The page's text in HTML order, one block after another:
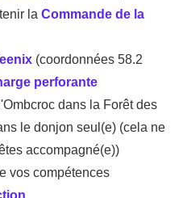
la Commande de la
(coordonnées 58.2
perforante
dans la Forêt des
le donjon seul(e) (cela ne
accompagné(e))
vos compétences